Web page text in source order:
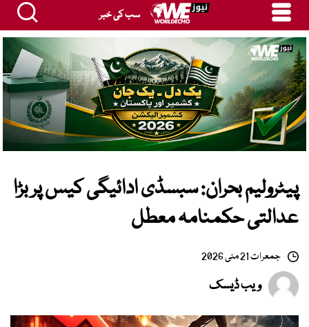
سب کی خبر
پیٹرولیم بحران: سبسڈی ادائیگی کیس پر بڑا
عدالتی حکمنامہ معطل
جمعرات 21 مئی 2026
ویب ڈیسک